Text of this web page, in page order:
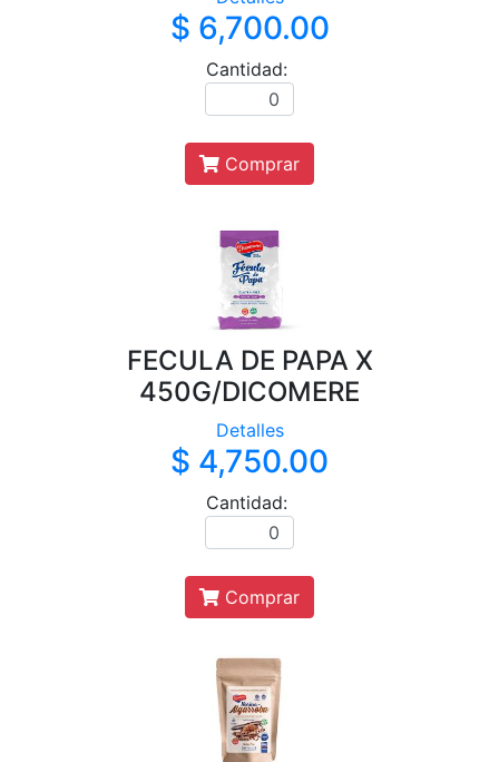
$ 6,700.00
Cantidad:
Comprar
FECULA DE PAPA X
450G/DICOMERE
Detalles
$ 4,750.00
Cantidad:
Comprar